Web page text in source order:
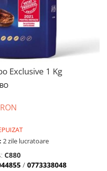
Exclusive 1 Kg
2 zile lucratoare
C880
/ 0773338048